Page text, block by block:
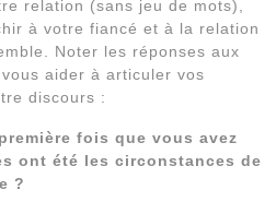
relation (sans jeu de mots),
à votre fiancé et à la relation
Noter les réponses aux
aider à articuler vos
discours :
fois que vous avez
ont été les circonstances de
?